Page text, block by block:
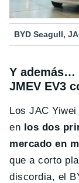
BYD Seagull,
Y además…
JMEV EV3
Los JAC
en los dos
mercado en
que a corto
discordia, el